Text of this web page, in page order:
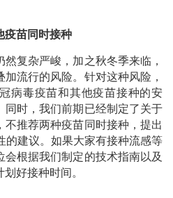
疫苗同时接种
复杂严峻，加之秋冬季来临，
流行的风险。针对这种风险，
病毒疫苗和其他疫苗接种的安
时，我们前期已经制定了关于
推荐两种疫苗同时接种，提出
的建议。如果大家有接种流感等
根据我们制定的技术指南以及
好接种时间。